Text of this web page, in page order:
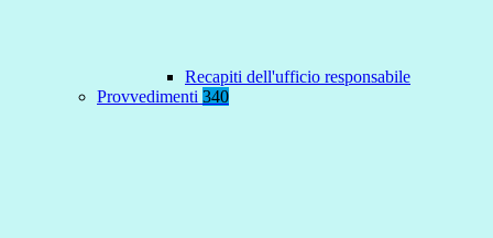
Recapiti dell'ufficio responsabile
Provvedimenti 340